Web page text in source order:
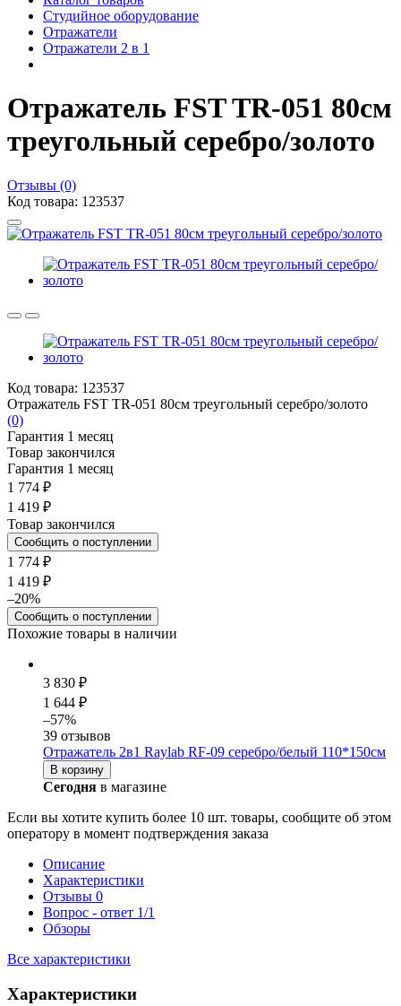
Студийное оборудование
Отражатели
Отражатели 2 в 1
Отражатель FST TR-051 80см
треугольный серебро/золото
Отзывы (0)
Код товара: 123537
Код товара: 123537
Отражатель FST TR-051 80см треугольный серебро/золото
(0)
Гарантия 1 месяц
Товар закончился
Гарантия 1 месяц
1 774 ₽
1 419 ₽
Товар закончился
Сообщить о поступлении
1 774 ₽
1 419 ₽
–20%
Сообщить о поступлении
Похожие товары в наличии
3 830 ₽
1 644 ₽
–57%
39 отзывов
Отражатель 2в1 Raylab RF-09 серебро/белый 110*150см
В корзину
Сегодня в магазине
Если вы хотите купить более 10 шт. товары, сообщите об этом
оператору в момент подтверждения заказа
Описание
Характеристики
Отзывы 0
Вопрос - ответ 1/1
Обзоры
Все характеристики
Характеристики